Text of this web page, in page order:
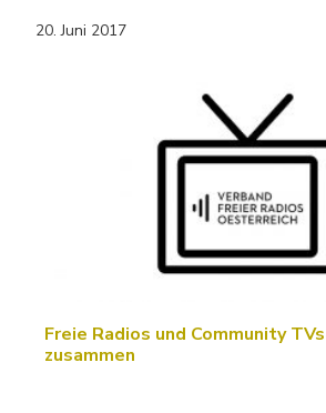
20. Juni 2017
Freie Radios und Community
zusammen